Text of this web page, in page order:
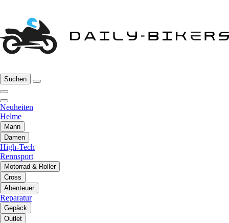
Suchen
Neuheiten
Helme
Mann
Damen
High-Tech
Rennsport
Motorrad & Roller
Cross
Abenteuer
Reparatur
Gepäck
Outlet